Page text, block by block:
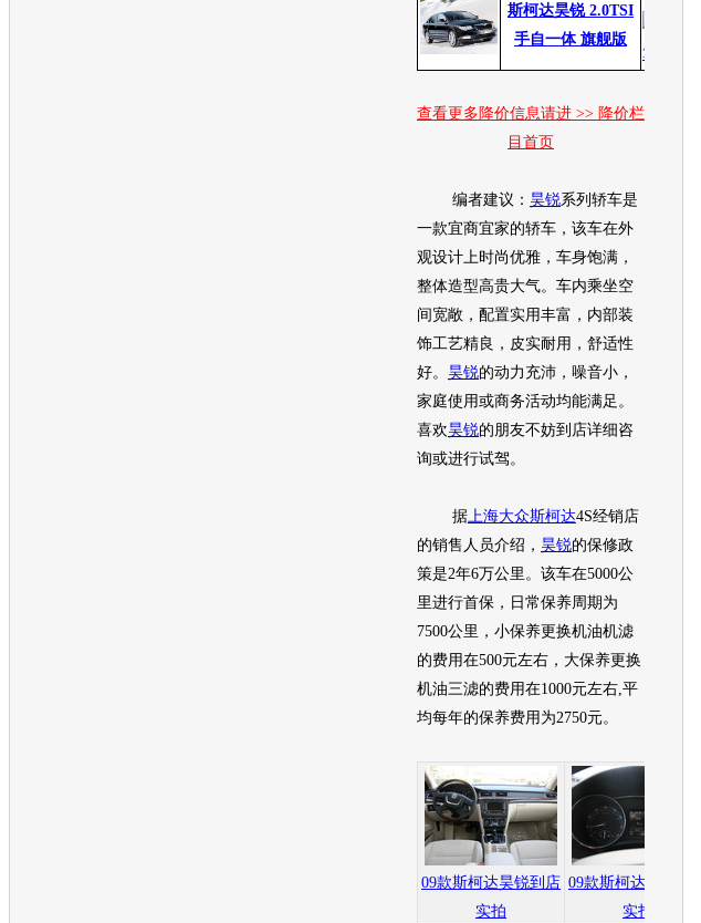
斯柯达昊锐 2.0TSI
手自一体 旗舰版
查看更多降价信息请进 >> 降价栏
目首页
编者建议： 昊锐系列轿车是
一款宜商宜家的轿车，该车在外
观设计上时尚优雅，车身饱满，
整体造型高贵大气。车内乘坐空
间宽敞，配置实用丰富，内部装
饰工艺精良，皮实耐用，舒适性
好。 昊锐的动力充沛，噪音小，
家庭使用或商务活动均能满足。
喜欢昊锐的朋友不妨到店详细咨
询或进行试驾。
据 上海大众斯柯达4S经销店
的销售人员介绍， 昊锐的保修政
策是2年6万公里。该车在5000公
里进行首保，日常保养周期为
7500公里，小保养更换机油机滤
的费用在500元左右，大保养更换
机油三滤的费用在1000元左右,平
均每年的保养费用为2750元。
09款斯柯达昊锐到店
实拍
09款斯柯达昊锐到店
实拍